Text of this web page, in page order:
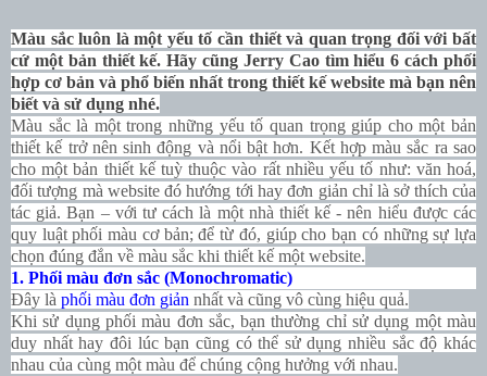
Màu sắc luôn là một yếu tố cần thiết và quan trọng đối với bất
cứ một bản thiết kế. Hãy cũng Jerry Cao tìm hiểu 6 cách phối
hợp cơ bản và phổ biến nhất trong thiết kế website mà bạn nên
biết và sử dụng nhé.
Màu sắc là một trong những yếu tố quan trọng giúp cho một bản
thiết kế trở nên sinh động và nổi bật hơn. Kết hợp màu sắc ra sao
cho một bản thiết kế tuỳ thuộc vào rất nhiều yếu tố như: văn hoá,
đối tượng mà website đó hướng tới hay đơn giản chỉ là sở thích của
tác giả. Bạn – với tư cách là một nhà thiết kế - nên hiểu được các
quy luật phối màu cơ bản; để từ đó, giúp cho bạn có những sự lựa
chọn đúng đắn về màu sắc khi thiết kế một website.
1. Phối màu đơn sắc (Monochromatic)
Đây là phối màu đơn giản nhất và cũng vô cùng hiệu quả.
Khi sử dụng phối màu đơn sắc, bạn thường chỉ sử dụng một màu
duy nhất hay đôi lúc bạn cũng có thể sử dụng nhiều sắc độ khác
nhau của cùng một màu để chúng cộng hưởng với nhau.